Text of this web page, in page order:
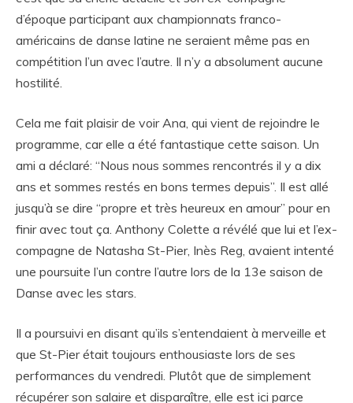
d’époque participant aux championnats franco-
américains de danse latine ne seraient même pas en
compétition l’un avec l’autre. Il n’y a absolument aucune
hostilité.
Cela me fait plaisir de voir Ana, qui vient de rejoindre le
programme, car elle a été fantastique cette saison. Un
ami a déclaré: “Nous nous sommes rencontrés il y a dix
ans et sommes restés en bons termes depuis”. Il est allé
jusqu’à se dire “propre et très heureux en amour” pour en
finir avec tout ça. Anthony Colette a révélé que lui et l’ex-
compagne de Natasha St-Pier, Inès Reg, avaient intenté
une poursuite l’un contre l’autre lors de la 13e saison de
Danse avec les stars.
Il a poursuivi en disant qu’ils s’entendaient à merveille et
que St-Pier était toujours enthousiaste lors de ses
performances du vendredi. Plutôt que de simplement
récupérer son salaire et disparaître, elle est ici parce